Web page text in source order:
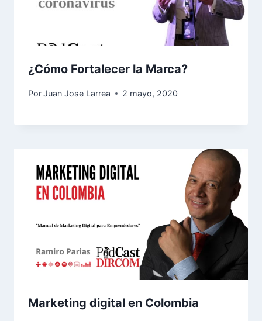
¿Cómo Fortalecer la Marca?
PorJuan Jose Larrea 2 mayo, 2020
Marketing digital en Colombia